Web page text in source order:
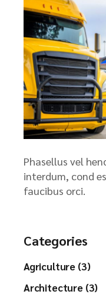
Phasellus vel
interdum, cond
faucibus orci.
Categories
Agriculture (3)
Architecture (3)